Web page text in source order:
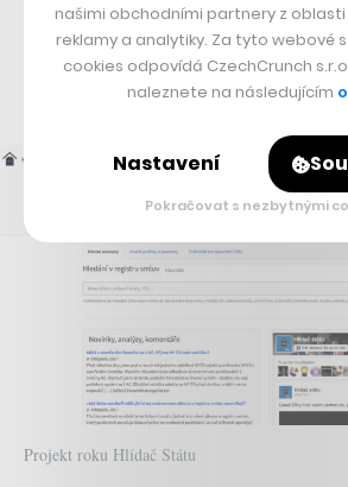
Nástroje a služby:ČSFD
Zájmové weby:Edna.cz
One (wo)man show:
Projekt roku Hlídač Státu
našimi obchodními partnery z
reklamy a analytiky. Za tyto webové
cookies odpovídá CzechCrunch
naleznete na následujícím
Nastavení
Pokračovat s nezbytnými